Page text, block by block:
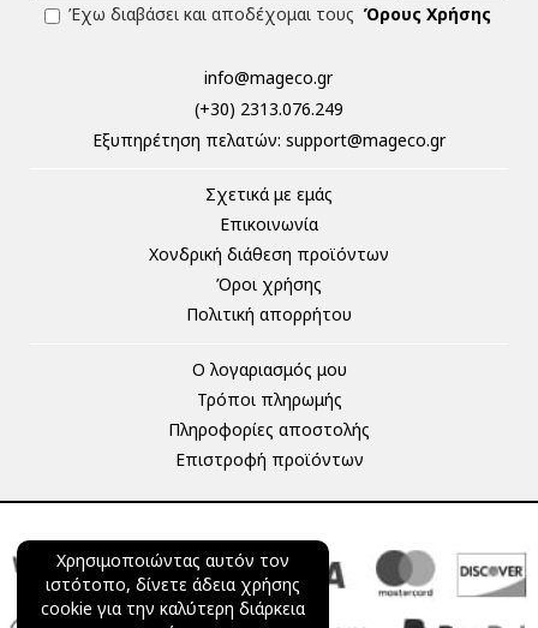
Χρησιμοποιώντας αυτόν τον
ιστότοπο, δίνετε άδεια χρήσης
cookie για την καλύτερη διάρκεια
Έχω διαβάσει και αποδέχομαι τους Όρους Χρήσης
info@mageco.gr
(+30) 2313.076.249
Eξυπηρέτηση πελατών: support@mageco.gr
Σχετικά με εμάς
Επικοινωνία
Χονδρική διάθεση προϊόντων
Όροι χρήσης
Πολιτική απορρήτου
Ο λογαριασμός μου
Τρόποι πληρωμής
Πληροφορίες αποστολής
Επιστροφή προϊόντων